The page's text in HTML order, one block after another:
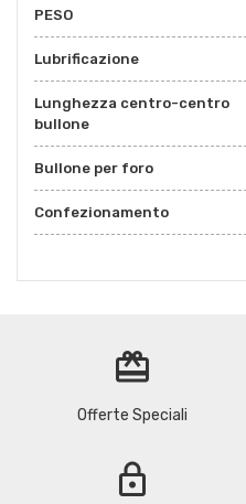
PESO
Lubrificazione
Lunghezza centro-centro
bullone
Bullone per foro
Confezionamento
redeem
Offerte Speciali
lock